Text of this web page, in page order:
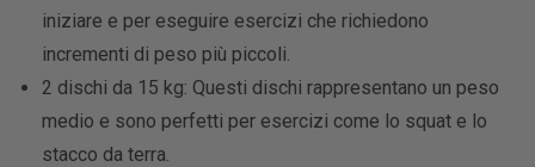
iniziare e per eseguire esercizi che richiedono
incrementi di peso più piccoli.
2 dischi da 15 kg: Questi dischi rappresentano un peso
medio e sono perfetti per esercizi come lo squat e lo
stacco da terra.